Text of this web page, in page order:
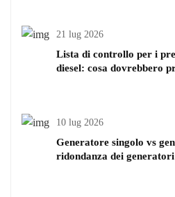
21 lug 2026
Lista di controllo per i
diesel: cosa dovrebbero
10 lug 2026
Generatore singolo vs
ridondanza dei generatori